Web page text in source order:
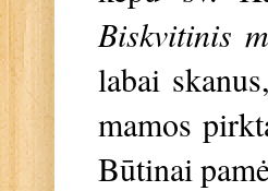
Biskvitinis
labai
mamos
Būtinai